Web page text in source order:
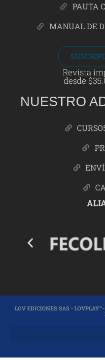
PAUTA
MANUAL DE
Revista
desde
NUESTRO
LOV EDICIONES SAS -